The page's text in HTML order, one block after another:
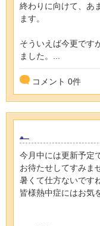
終わりに向けて、あ
ます。
そういえば今更です
ました。...
コメント 0件
。
今月中には更新予定
お待たせしてすみませ
暑くて仕方ないです
皆様熱中症にはお気